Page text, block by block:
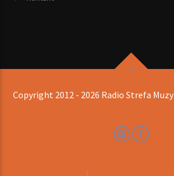
Copyright 2012 - 2026 Radio Strefa Muzy